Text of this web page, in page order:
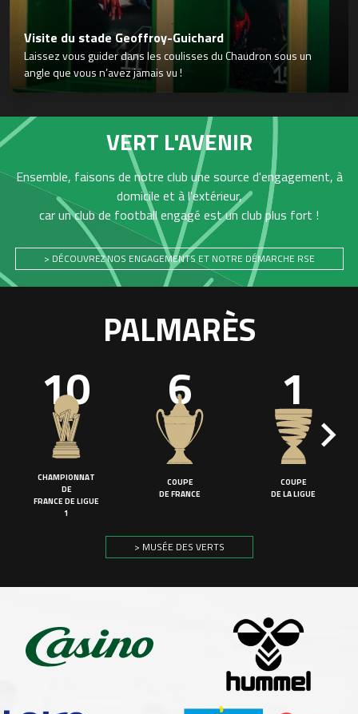
Visite du stade Geoffroy-Guichard
Laissez vous guider dans les coulisses du Chaudron sous un
angle que vous n’avez jamais vu !
VERT L'AVENIR
Ensemble, faisons de notre club une source d'engagement, à
domicile et à l'extérieur,
car un club de football engagé est un club plus fort !
> DÉCOUVREZ NOS ENGAGEMENTS ET NOTRE DÉMARCHE RSE
PALMARÈS
10
CHAMPIONNAT
DE
FRANCE DE LIGUE
1
6
COUPE
DE FRANCE
1
COUPE
DE LA LIGUE
> MUSÉE DES VERTS